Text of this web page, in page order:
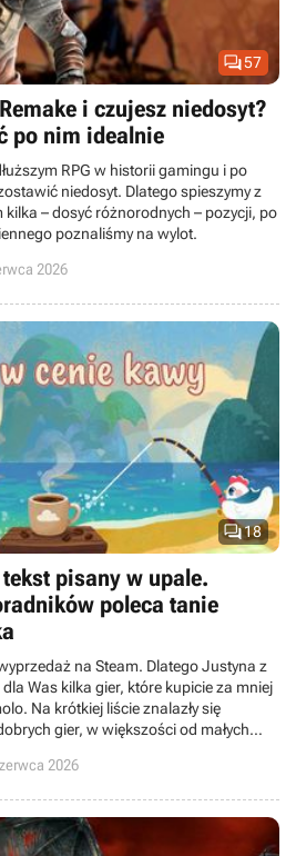
57
i czujesz niedosyt?
po nim idealnie
RPG w historii gamingu i po
niedosyt. Dlatego spieszymy z
– dosyć różnorodnych – pozycji, po
poznaliśmy na wylot.
2026
18
pisany w upale.
poleca tanie
na Steam. Dlatego Justyna z
Was kilka gier, które kupicie za mniej
Na krótkiej liście znalazły się
gier, w większości od małych
2026